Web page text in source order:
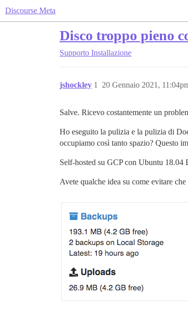
Discourse Meta
Disco troppo pieno
Supporto Installazione
jshockley 20 Gennaio 2021,
1
Salve. Ricevo costantemente un
Ho eseguito la pulizia e la pulizia di
occupiamo così tanto spazio? Questo
Self-hosted su GCP con Ubuntu 18.04
Avete qualche idea su come evitare